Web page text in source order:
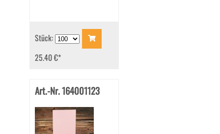
Stück:
25.40 €*
Art.-Nr. 164001123